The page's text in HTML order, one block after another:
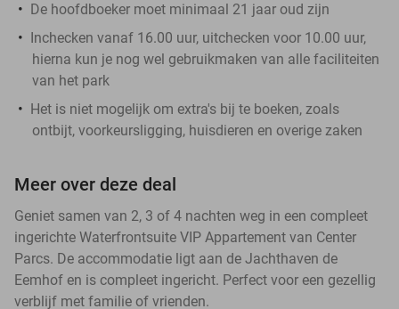
De hoofdboeker moet minimaal 21 jaar oud zijn
Inchecken vanaf 16.00 uur, uitchecken voor 10.00 uur,
hierna kun je nog wel gebruikmaken van alle faciliteiten
van het park
Het is niet mogelijk om extra's bij te boeken, zoals
ontbijt, voorkeursligging, huisdieren en overige zaken
Meer over deze deal
Geniet samen van 2, 3 of 4 nachten weg in een compleet
ingerichte Waterfrontsuite VIP Appartement van Center
Parcs. De accommodatie ligt aan de Jachthaven de
Eemhof en is compleet ingericht. Perfect voor een gezellig
verblijf met familie of vrienden.